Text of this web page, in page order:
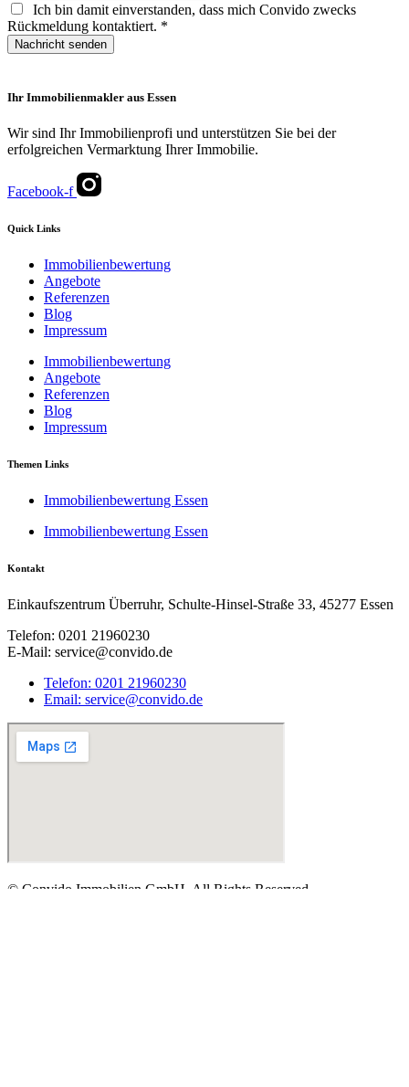
Ich bin damit einverstanden, dass mich Convido zwecks
Rückmeldung kontaktiert. *
Nachricht senden
Ihr Immobilienmakler aus Essen
Wir sind Ihr Immobilienprofi und unterstützen Sie bei der
erfolgreichen Vermarktung Ihrer Immobilie.
Facebook-f
Quick Links
Immobilienbewertung
Angebote
Referenzen
Blog
Impressum
Immobilienbewertung
Angebote
Referenzen
Blog
Impressum
Themen Links
Immobilienbewertung Essen
Immobilienbewertung Essen
Kontakt
Einkaufszentrum Überruhr, Schulte-Hinsel-Straße 33, 45277 Essen
Telefon: 0201 21960230
E-Mail: service@convido.de
Telefon: 0201 21960230
Email: service@convido.de
© Convido Immobilien GmbH. All Rights Reserved.